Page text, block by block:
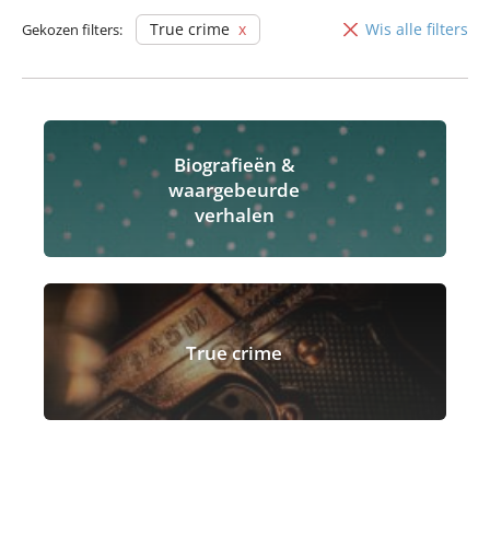
Alfabetisch (Z-A)
Gekozen filters: True crime Wis alle filters
Biografieën &
waargebeurde
verhalen
True crime